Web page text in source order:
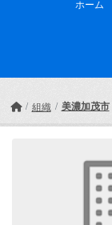
ホーム
組織 美濃加茂市